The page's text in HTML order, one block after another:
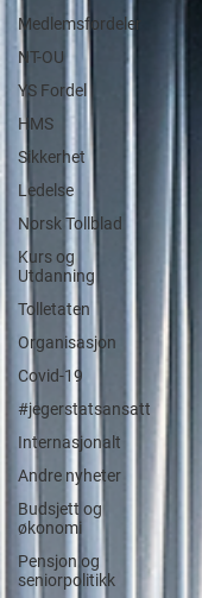
Medlemsfordeler
NT-OU
YS Fordel
HMS
Sikkerhet
Ledelse
Norsk Tollblad
Kurs og
Utdanning
Tolletaten
Organisasjon
Covid-19
#jegerstatsansatt
Internasjonalt
Andre nyheter
Budsjett og
økonomi
Pensjon og
seniorpolitikk